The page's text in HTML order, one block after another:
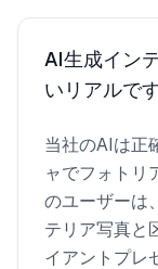
AI生成イン
いリアルで
当社のAIは正
ャでフォトリ
のユーザーは
テリア写真と
イアントプレ